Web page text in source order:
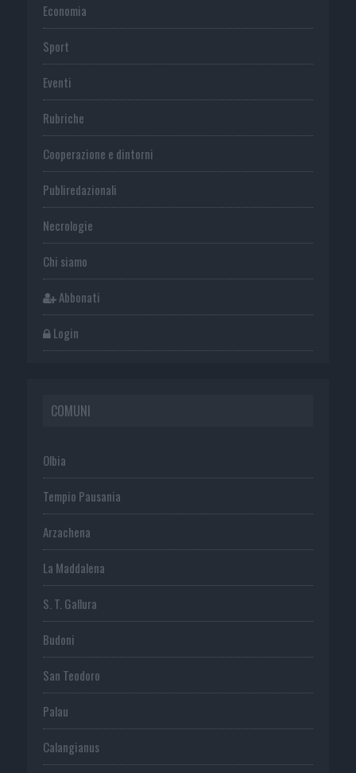
Economia
Sport
Eventi
Rubriche
Cooperazione e dintorni
Publiredazionali
Necrologie
Chi siamo
Abbonati
Login
COMUNI
Olbia
Tempio Pausania
Arzachena
La Maddalena
S. T. Gallura
Budoni
San Teodoro
Palau
Calangianus